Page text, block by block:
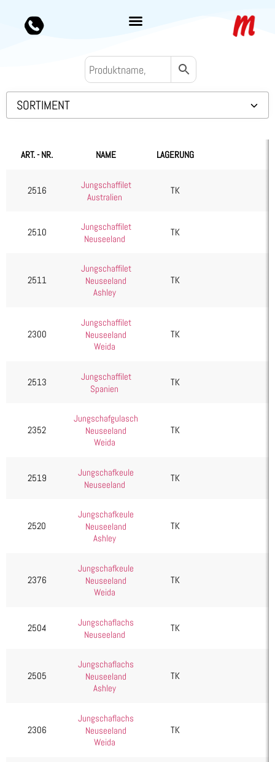
SORTIMENT
Convenience
Fleisch
Lamm, Schaf & Ziege
Gulasch
Keule
Krone/Karrée
Rind
Wild, Geflügel & Exoten
Kuchen & Desserts
Seafood, Fisch & Meeresfrüchte
Wurst & Schinken
ART. - NR. NAME LAGERUNG
2516
Jungschaffilet
Australien
TK
2510
Jungschaffilet
Neuseeland
TK
2511
Jungschaffilet
Neuseeland
Ashley
TK
2300
Jungschaffilet
Neuseeland
Weida
TK
2513
Jungschaffilet
Spanien
TK
2352
Jungschafgulasch
Neuseeland
Weida
TK
2519
Jungschafkeule
Neuseeland
TK
2520
Jungschafkeule
Neuseeland
Ashley
TK
2376
Jungschafkeule
Neuseeland
Weida
TK
2504
Jungschaflachs
Neuseeland
TK
2505
Jungschaflachs
Neuseeland
Ashley
TK
2306
Jungschaflachs
Neuseeland
Weida
TK